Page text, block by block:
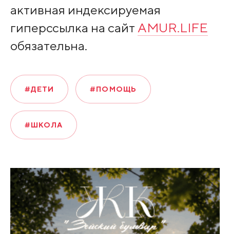
активная индексируемая
гиперссылка на сайт AMUR.LIFE
обязательна.
#ДЕТИ #ПОМОЩЬ
#ШКОЛА